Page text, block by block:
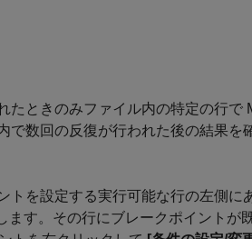
ときのみファイル内の特定の行で
数回の反復が行われた後の結果を
を設定する実行可能な行の左側に
ます。その行にブレークポイントが